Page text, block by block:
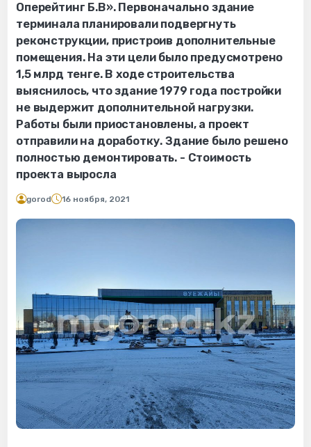
Оперейтинг Б.В». Первоначально здание
терминала планировали подвергнуть
реконструкции, пристроив дополнительные
помещения. На эти цели было предусмотрено
1,5 млрд тенге. В ходе строительства
выяснилось, что здание 1979 года постройки
не выдержит дополнительной нагрузки.
Работы были приостановлены, а проект
отправили на доработку. Здание было решено
полностью демонтировать. - Стоимость
проекта выросла
gorod 16 ноября, 2021